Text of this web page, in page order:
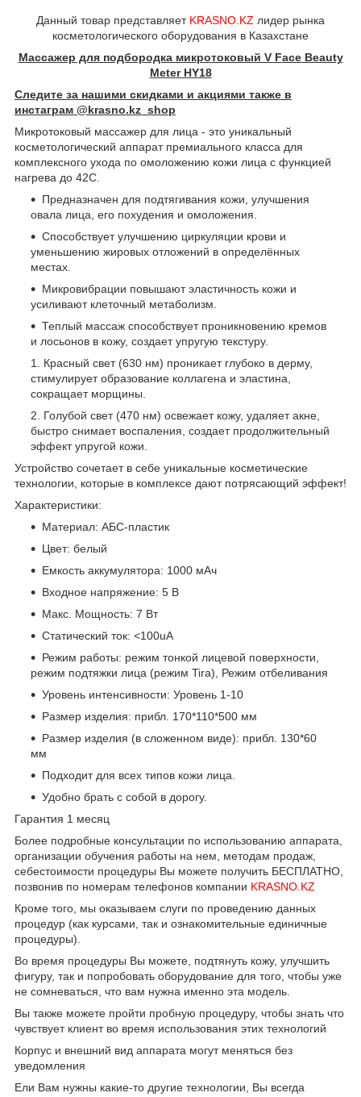
Данный товар представляет KRASNO.KZ лидер рынка
косметологического оборудования в Казахстане
Массажер для подбородка микротоковый V Face Beauty
Meter HY18
Следите за нашими скидками и акциями также в
инстаграм @krasno.kz_shop
Микротоковый массажер для лица - это уникальный
косметологический аппарат премиального класса для
комплексного ухода по омоложению кожи лица с функцией
нагрева до 42С.
Предназначен для подтягивания кожи, улучшения
овала лица, его похудения и омоложения.
Способствует улучшению циркуляции крови и
уменьшению жировых отложений в определённых
местах.
Микровибрации повышают эластичность кожи и
усиливают клеточный метаболизм.
Теплый массаж способствует проникновению кремов
и лосьонов в кожу, создает упругую текстуру.
Красный свет (630 нм) проникает глубоко в дерму,
стимулирует образование коллагена и эластина,
сокращает морщины.
Голубой свет (470 нм) освежает кожу, удаляет акне,
быстро снимает воспаления, создает продолжительный
эффект упругой кожи.
Устройство сочетает в себе уникальные косметические
технологии, которые в комплексе дают потрясающий эффект!
Характеристики:
Материал: АБС-пластик
Цвет: белый
Емкость аккумулятора: 1000 мАч
Входное напряжение: 5 В
Макс. Мощность: 7 Вт
Статический ток: <100uA
Режим работы: режим тонкой лицевой поверхности,
режим подтяжки лица (режим Tira), Режим отбеливания
Уровень интенсивности: Уровень 1-10
Размер изделия: прибл. 170*110*500 мм
Размер изделия (в сложенном виде): прибл. 130*60
мм
Подходит для всех типов кожи лица.
Удобно брать с собой в дорогу.
Гарантия 1 месяц
Более подробные консультации по использованию аппарата,
организации обучения работы на нем, методам продаж,
себестоимости процедуры Вы можете получить БЕСПЛАТНО,
позвонив по номерам телефонов компании KRASNO.KZ
Кроме того, мы оказываем слуги по проведению данных
процедур (как курсами, так и ознакомительные единичные
процедуры).
Во время процедуры Вы можете, подтянуть кожу, улучшить
фигуру, так и попробовать оборудование для того, чтобы уже
не сомневаться, что вам нужна именно эта модель.
Вы также можете пройти пробную процедуру, чтобы знать что
чувствует клиент во время использования этих технологий
Корпус и внешний вид аппарата могут меняться без
уведомления
Ели Вам нужны какие-то другие технологии, Вы всегда